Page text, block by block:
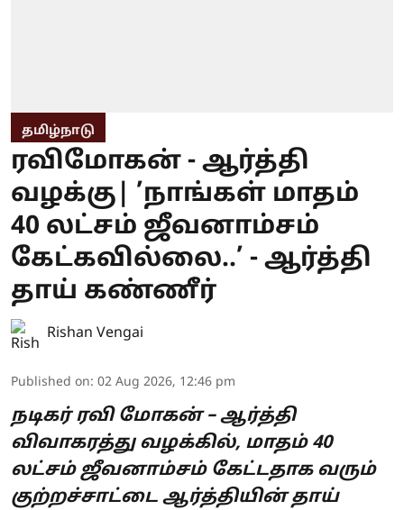
தமிழ்நாடு
ரவிமோகன் - ஆர்த்தி
வழக்கு| ’நாங்கள் மாதம்
40 லட்சம் ஜீவனாம்சம்
கேட்கவில்லை..’ - ஆர்த்தி
தாய் கண்ணீர்
Rishan Vengai
Published on: 02 Aug 2026, 12:46 pm
நடிகர் ரவி மோகன் – ஆர்த்தி
விவாகரத்து வழக்கில், மாதம் 40
லட்சம் ஜீவனாம்சம் கேட்டதாக வரும்
குற்றச்சாட்டை ஆர்த்தியின் தாய்